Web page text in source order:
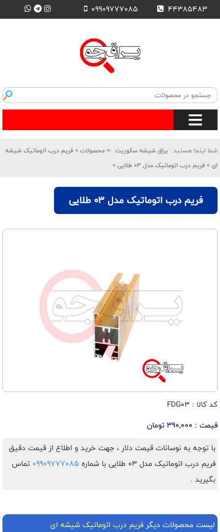
44385483
09909777085
شما اینجا هستید : یراق شیشه سکوریت ->محصولات>فریم درب اتوماتیک شیشه
ای>فریم درب اتوماتیک مدل 03 طلایی >
فریم درب اتوماتیک مدل 03 طلایی
کد کالا : FDG03
قیمت : 390,000 تومان
با توجه به نوسانات قیمت دلار ، جهت خرید و اطلاع از قیمت دقیق
فریم درب اتوماتیک مدل 03 طلایی با شماره
09909777085 تماس
بگیرید .
لیست محصولات دیگرفریم درب اتوماتیک شیشه ای